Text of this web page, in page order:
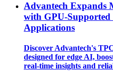
Advantech
with GPU-
Applications
Discover Advantech's
designed for edge AI,
real-time insights and